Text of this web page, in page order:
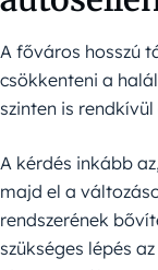
A főváros hosszú
csökkenteni a
szinten is
A kérdés inkább
majd el a
rendszerének
szükséges lépés